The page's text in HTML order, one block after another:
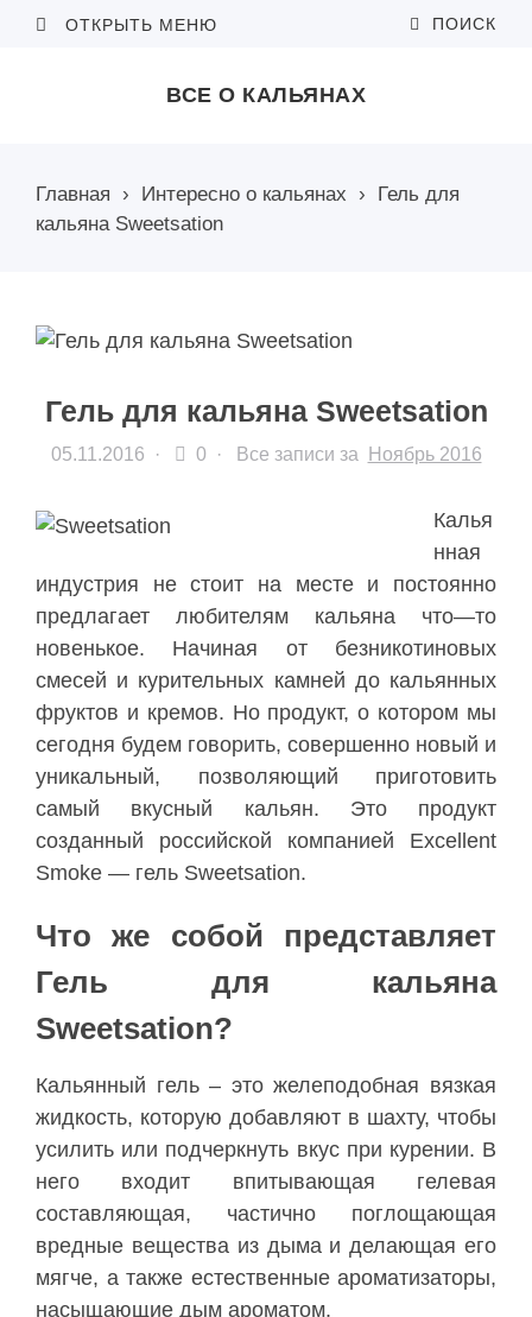
ОТКРЫТЬ МЕНЮ ПОИСК
ВСЕ О КАЛЬЯНАХ
Главная › Интересно о кальянах › Гель для
кальяна Sweetsation
Гель для кальяна Sweetsation
05.11.2016 · 0 · Все записи за Ноябрь 2016
Калья
нная
индустрия
не стоит на месте и
постоянно
предлагает
любителям кальяна что—то
новенькое. Начиная от
безникотиновых
смесей и курительных камней до кальянных
фруктов и кремов. Но продукт,о котором мы
сегодня будем говорить, совершенно новый и
уникальный, позволяющий
приготовить
самый
вкусный кальян. Это
продукт
созданный
российской компанией
Excellent
Smoke — гель Sweetsation.
Что же собой
представляет
Гель для кальяна
Sweetsation?
Кальянный гель– это желеподобная вязкая
жидкость, которую добавляют в шахту, чтобы
усилить или подчеркнуть вкус при курении. В
него
входит впитывающая
гелевая
составляющая, частично
поглощающая
вредные вещества из дыма и делающая его
мягче, а также естественные ароматизаторы,
насыщающие дым ароматом.